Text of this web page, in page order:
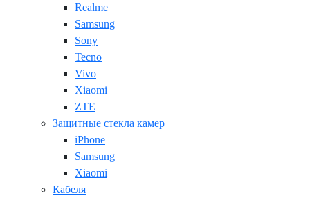
Realme
Samsung
Sony
Tecno
Vivo
Xiaomi
ZTE
Защитные стекла камер
iPhone
Samsung
Xiaomi
Кабеля